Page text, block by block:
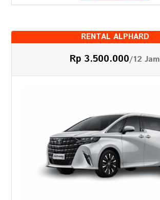
RENTAL ALPHARD
Rp 3.500.000/12 Jam